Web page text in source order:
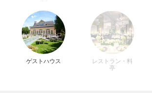
ゲストハウス
レストラン・料
亭